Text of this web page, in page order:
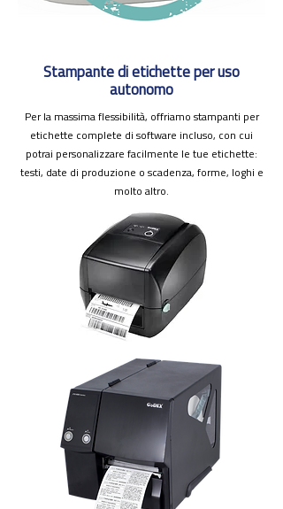
Stampante di etichette per uso
autonomo
Per la massima flessibilità, offriamo stampanti per
etichette complete di software incluso, con cui
potrai personalizzare facilmente le tue etichette:
testi, date di produzione o scadenza, forme, loghi e
molto altro.